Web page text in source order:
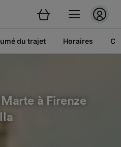
du trajet Horaires
à Firenze